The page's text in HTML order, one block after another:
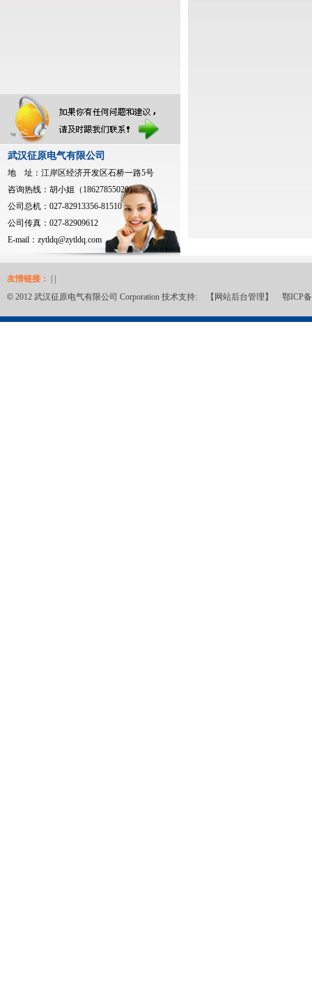
武汉征原电气有限公司
地 址：江岸区经济开发区石桥一路5号
咨询热线：胡小姐（18627855020）
公司总机：027-82913356-81510
公司传真：027-82909612
E-mail： zytldq@zytldq.com
友情链接：
© 2012 武汉征原电气有限公司 Corporation 技术支持: 【网站后台管理】 鄂ICP